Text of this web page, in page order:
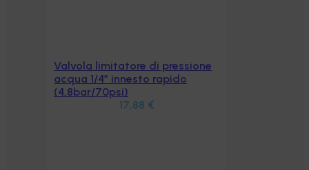
Aggiungi al carrello
Valvola limitatore di pressione
acqua 1/4″ innesto rapido
(4,8bar/70psi)
17,88 €